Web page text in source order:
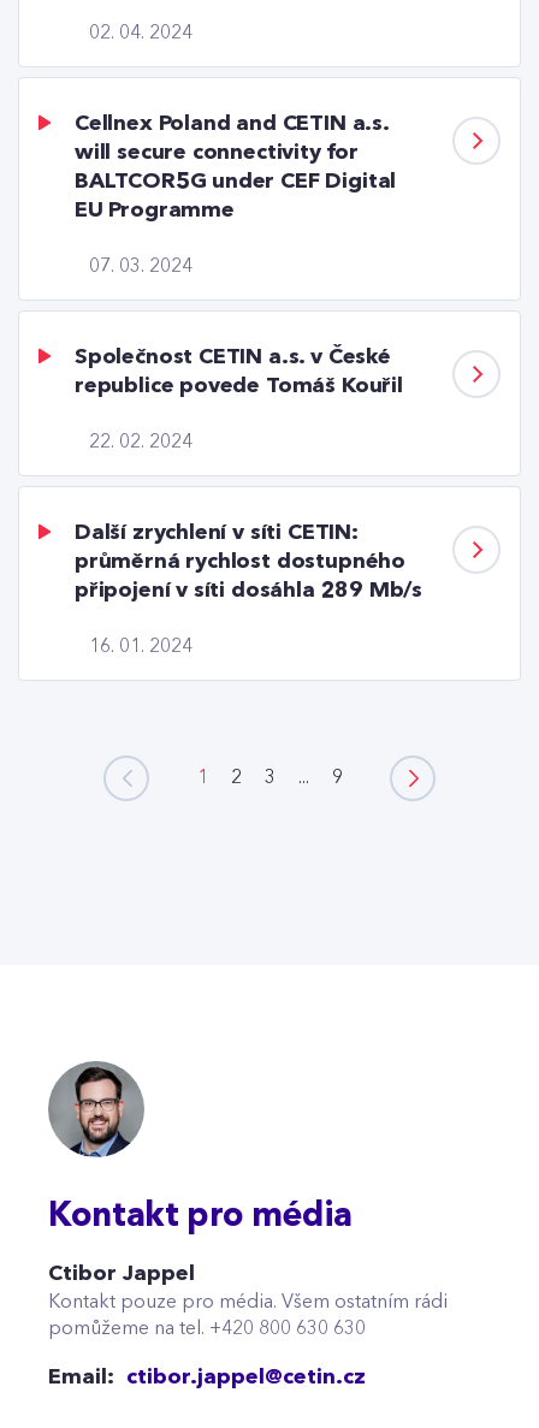
02. 04. 2024
07. 03. 2024
Cellnex Poland and CETIN a.s.
will secure connectivity for
BALTCOR5G under CEF Digital
EU Programme
22. 02. 2024
Společnost CETIN a.s. v České
republice povede Tomáš Kouřil
16. 01. 2024
Další zrychlení v síti CETIN:
průměrná rychlost dostupného
připojení v síti dosáhla 289 Mb/s
1 2 3 ... 9
Kontakt pro média
Ctibor Jappel
Kontakt pouze pro média. Všem ostatním rádi
pomůžeme na tel. +420 800 630 630
Email: ctibor.jappel@cetin.cz